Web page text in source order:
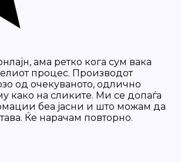
ама ретко кога сум вака
процес. Производот
од очекуваното, одлично
како на сликите. Ми се допаѓа
беа јасни и што можам да
Ќе нарачам повторно.